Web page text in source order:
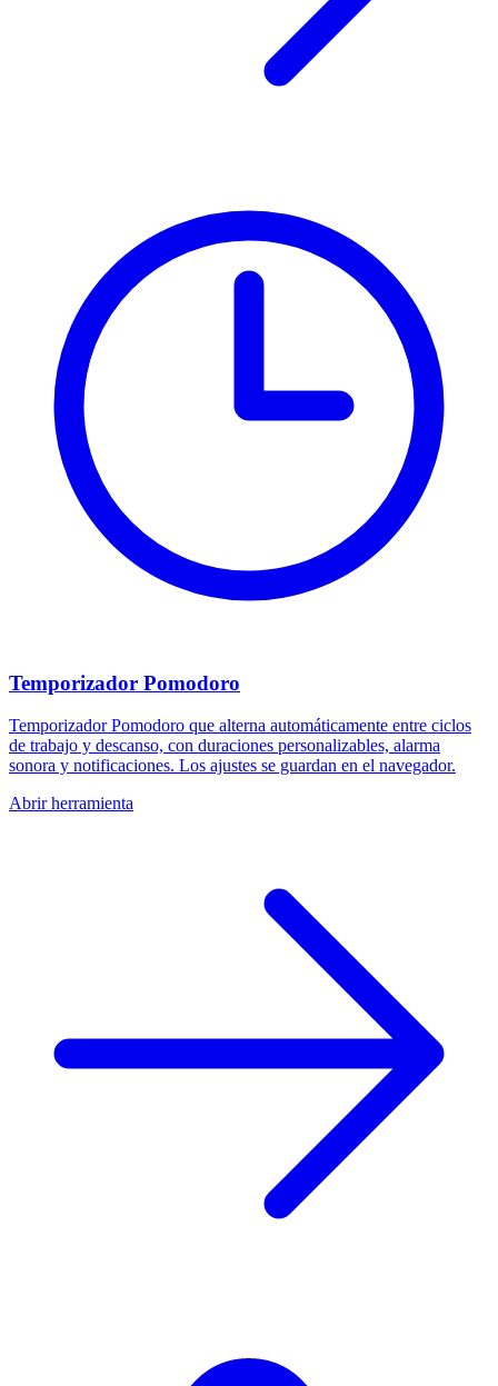
Temporizador Pomodoro
Temporizador Pomodoro que alterna automáticamente entre ciclos
de trabajo y descanso, con duraciones personalizables, alarma
sonora y notificaciones. Los ajustes se guardan en el navegador.
Abrir herramienta